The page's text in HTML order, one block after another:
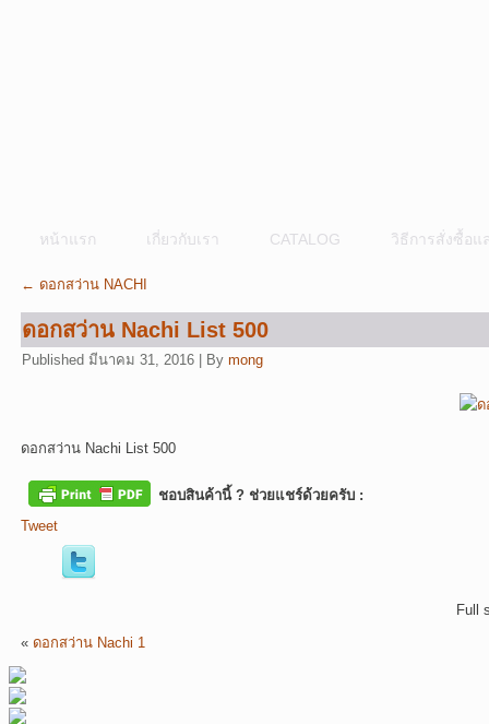
หน้าแรก เกี่ยวกับเรา CATALOG วิธีการสั่งซื้อแ
← ดอกสว่าน NACHI
ดอกสว่าน Nachi List 500
Published มีนาคม 31, 2016 By mong
ดอกสว่าน Nachi List 500
ชอบสินค้านี้ ? ช่วยแชร์ด้วยครับ :
Tweet
Full
« ดอกสว่าน Nachi 1